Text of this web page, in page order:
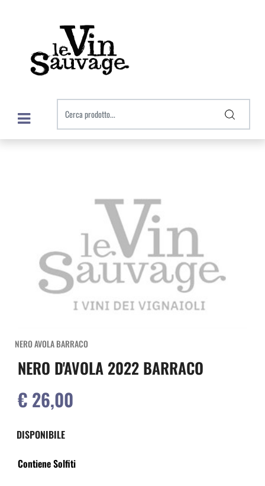
Open menu
NERO AVOLA BARRACO
NERO D'AVOLA 2022 BARRACO
€ 26,00
DISPONIBILE
Contiene Solfiti